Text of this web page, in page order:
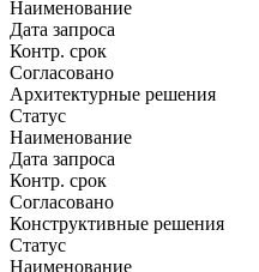
Наименование
Дата запроса
Контр. срок
Согласовано
Архитектурные решения
Статус
Наименование
Дата запроса
Контр. срок
Согласовано
Конструктивные решения
Статус
Наименование